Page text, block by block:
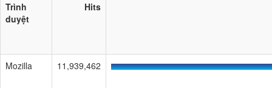
Trình
duyệt
Hits
Mozilla 11,939,462